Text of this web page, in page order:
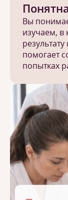
Вы
изучаем, в
помогает
попытках